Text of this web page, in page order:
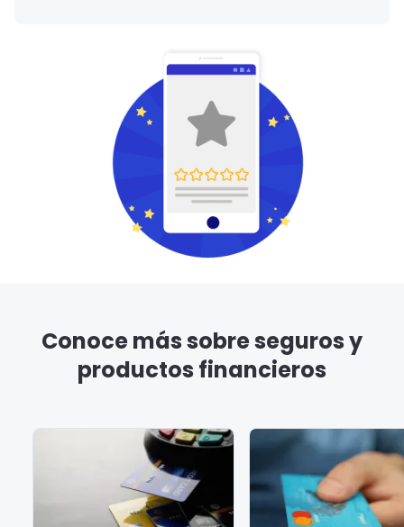
Conoce más sobre seguros y
productos financieros